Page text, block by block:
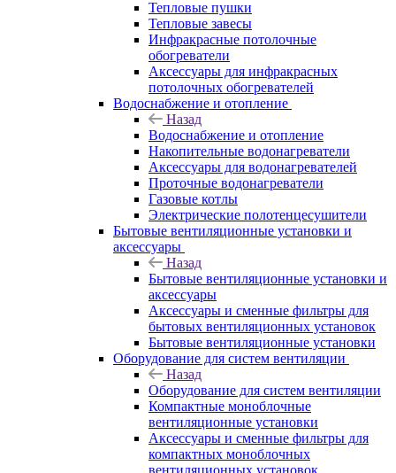
Тепловые пушки
Тепловые завесы
Инфракрасные потолочные
обогреватели
Аксессуары для инфракрасных
потолочных обогревателей
Водоснабжение и отопление
Назад
Водоснабжение и отопление
Накопительные водонагреватели
Аксессуары для водонагревателей
Проточные водонагреватели
Газовые котлы
Электрические полотенцесушители
Бытовые вентиляционные установки и
аксессуары
Назад
Бытовые вентиляционные установки и
аксессуары
Аксессуары и сменные фильтры для
бытовых вентиляционных установок
Бытовые вентиляционные установки
Оборудование для систем вентиляции
Назад
Оборудование для систем вентиляции
Компактные моноблочные
вентиляционные установки
Аксессуары и сменные фильтры для
компактных моноблочных
вентиляционных установок